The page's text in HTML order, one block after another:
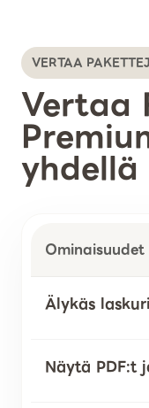
VERTAA
Vertaa
yhdellä
Ominaisuudet
Älykäs laskuri
Näytä PDF:t